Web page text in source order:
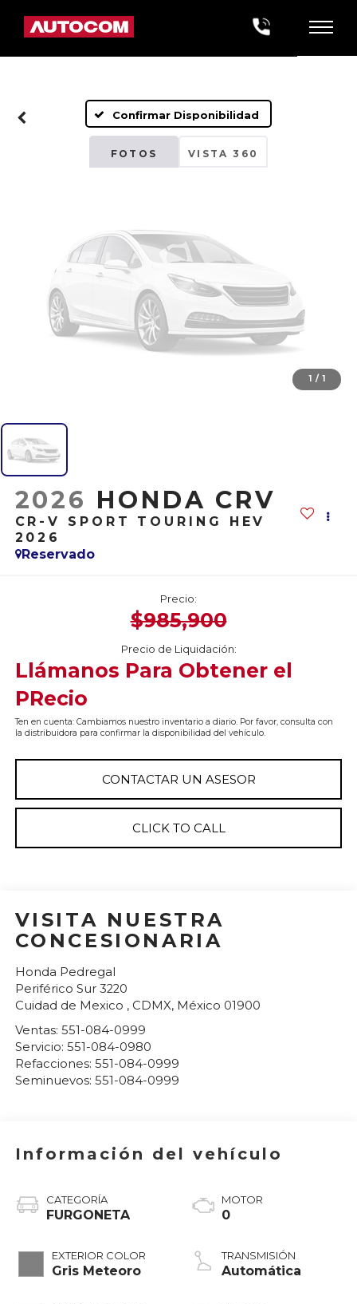
Confirmar Disponibilidad
FOTOS VISTA 360
Fotos No
Disponibles
Por favor, revise luego
1 / 1
2026 HONDA CRV
CR-V SPORT TOURING HEV
2026
Reservado
Precio:
$985,900
Precio de Liquidación:
Llámanos Para Obtener el
PRecio
Ten en cuenta: Cambiamos nuestro inventario a diario. Por favor, consulta con
la distribuidora para confirmar la disponibilidad del vehículo.
CONTACTAR UN ASESOR
CLICK TO CALL
VISITA NUESTRA
CONCESIONARIA
Honda Pedregal
Periférico Sur 3220
Cuidad de Mexico , CDMX, México 01900
Ventas: 551-084-0999
Servicio: 551-084-0980
Refacciones: 551-084-0999
Seminuevos: 551-084-0999
Información del vehículo
CATEGORÍA
FURGONETA
EXTERIOR COLOR
Gris Meteoro
MOTOR
0
TRANSMISIÓN
Automática